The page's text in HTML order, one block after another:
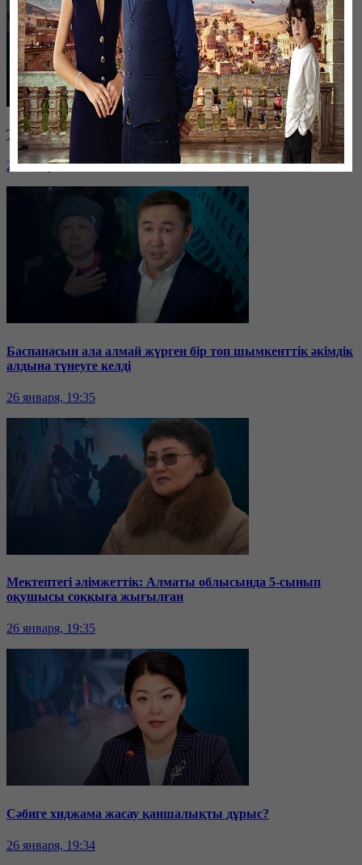
Таразда ТЭЦ қызметкерлері жалақы көтеруді талап етті
26 января, 19:36
Баспанасын ала алмай жүрген бір топ шымкенттік әкімдік
алдына түнеуге келді
26 января, 19:35
Мектептегі әлімжеттік: Алматы облысында 5-сынып
оқушысы соққыға жығылған
26 января, 19:35
Сәбиге хиджама жасау қаншалықты дұрыс?
26 января, 19:34